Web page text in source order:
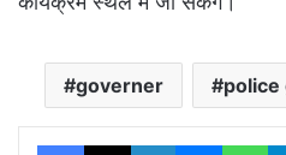
governer police
Facebook
X LinkedIn